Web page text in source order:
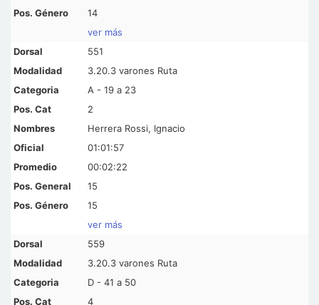
14
ver más
551
3.20.3 varones Ruta
A - 19 a 23
2
Herrera Rossi, Ignacio
01:01:57
00:02:22
15
15
ver más
559
3.20.3 varones Ruta
D - 41 a 50
4